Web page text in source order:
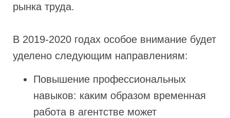
рынка труда.
В 2019-2020 годах особое внимание будет
уделено следующим направлениям:
Повышение профессиональных
навыков: каким образом временная
работа в агентстве может